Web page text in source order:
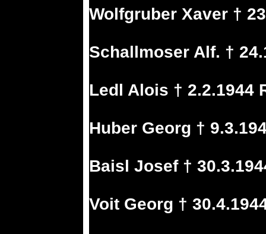
Wolfgruber Xaver †
Schallmoser Alf. †
Ledl Alois † 2.2.1944
Huber Georg †
Baisl Josef †
Voit Georg †